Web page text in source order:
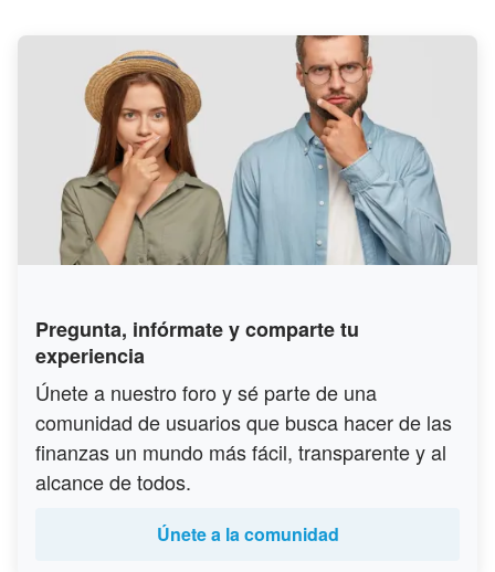
Pregunta, infórmate y comparte tu
experiencia
Únete a nuestro foro y sé parte de una
comunidad de usuarios que busca hacer de las
finanzas un mundo más fácil, transparente y al
alcance de todos.
Únete a la comunidad